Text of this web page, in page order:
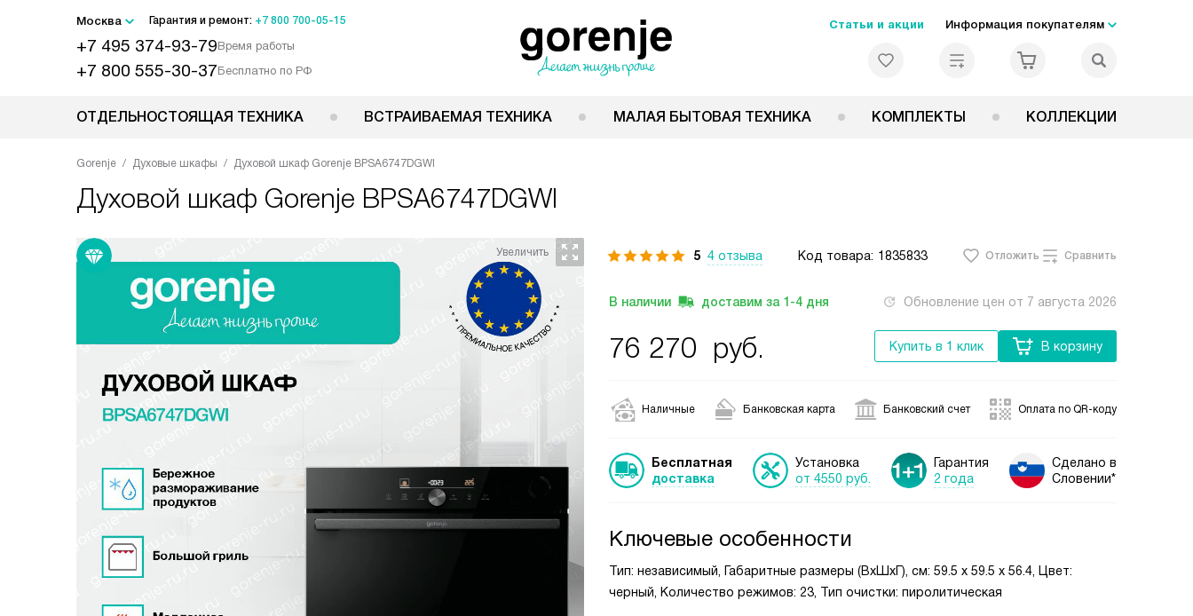
Москва Гарантия и ремонт: +7 800 700-05-15
+7 495 374-93-79Время работы
+7 800 555-30-37Бесплатно по РФ
Статьи и акции Информация покупателям
ОТДЕЛЬНОСТОЯЩАЯ ТЕХНИКА ВСТРАИВАЕМАЯ ТЕХНИКА МАЛАЯ БЫТОВАЯ ТЕХНИКА КОМПЛЕКТЫ КОЛЛЕКЦИИ
Gorenje Духовые шкафы Духовой шкаф Gorenje BPSA6747DGWI
Духовой шкаф Gorenje BPSA6747DGWI
5 4 отзыва Код товара: 1835833 Отложить Сравнить
В наличии доставим за 1-4 дня Обновление цен от 7 августа 2026
76 270 руб. Купить в 1 клик В корзину
Наличные Банковская карта Банковский счет Оплата по QR-коду
Бесплатная
доставка
Установка
от 4550 руб.
Гарантия
2 года
Сделано в
Словении*
Ключевые особенности
Тип: независимый, Габаритные размеры (ВxШxГ), см: 59.5 х 59.5 х 56.4, Цвет:
черный, Количество режимов: 23, Тип очистки: пиролитическая